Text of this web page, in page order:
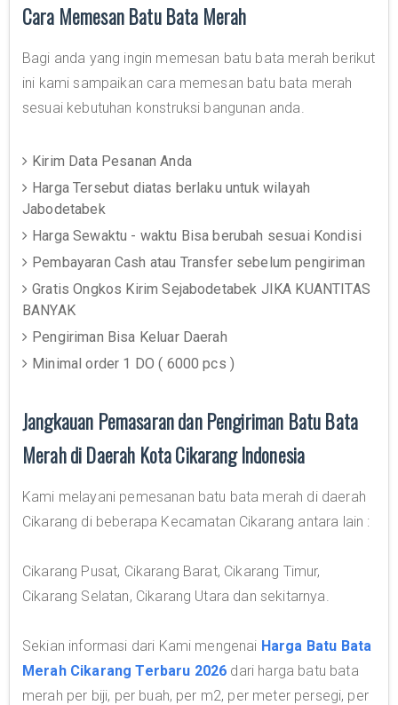
Cara Memesan Batu Bata Merah
Bagi anda yang ingin memesan batu bata merah berikut
ini kami sampaikan cara memesan batu bata merah
sesuai kebutuhan konstruksi bangunan anda.
Kirim Data Pesanan Anda
Harga Tersebut diatas berlaku untuk wilayah
Jabodetabek
Harga Sewaktu - waktu Bisa berubah sesuai Kondisi
Pembayaran Cash atau Transfer sebelum pengiriman
Gratis Ongkos Kirim Sejabodetabek JIKA KUANTITAS
BANYAK
Pengiriman Bisa Keluar Daerah
Minimal order 1 DO ( 6000 pcs )
Jangkauan Pemasaran dan Pengiriman Batu Bata
Merah di Daerah Kota Cikarang Indonesia
Kami melayani pemesanan batu bata merah di daerah
Cikarang di beberapa Kecamatan Cikarang antara lain :
Cikarang Pusat, Cikarang Barat, Cikarang Timur,
Cikarang Selatan, Cikarang Utara dan sekitarnya.
Sekian informasi dari Kami mengenai Harga Batu Bata
Merah Cikarang Terbaru 2026 dari harga batu bata
merah per biji, per buah, per m2, per meter persegi, per